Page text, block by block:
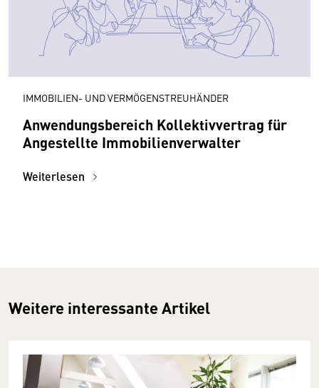
IMMOBILIEN- UND VERMÖGENSTREUHÄNDER
Anwendungsbereich Kollektivvertrag für
Angestellte Immobilienverwalter
Weiterlesen
Weitere interessante Artikel